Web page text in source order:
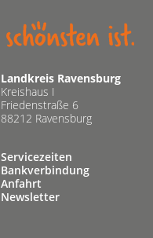
Landkreis Ravensburg
Kreishaus I
Friedenstraße 6
88212 Ravensburg
Servicezeiten
Bankverbindung
Anfahrt
Newsletter